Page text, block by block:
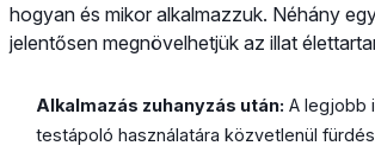
hogyan és mikor alkalmazzuk. Néhány
jelentősen megnövelhetjük az illat
Alkalmazás zuhanyzás után: A legjobb
testápoló használatára közvetlenül